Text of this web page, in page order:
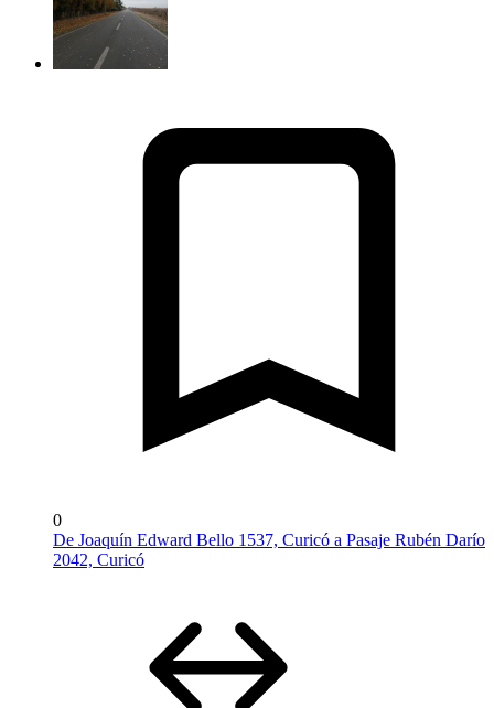
0
De Joaquín Edward Bello 1537, Curicó a Pasaje Rubén Darío
2042, Curicó